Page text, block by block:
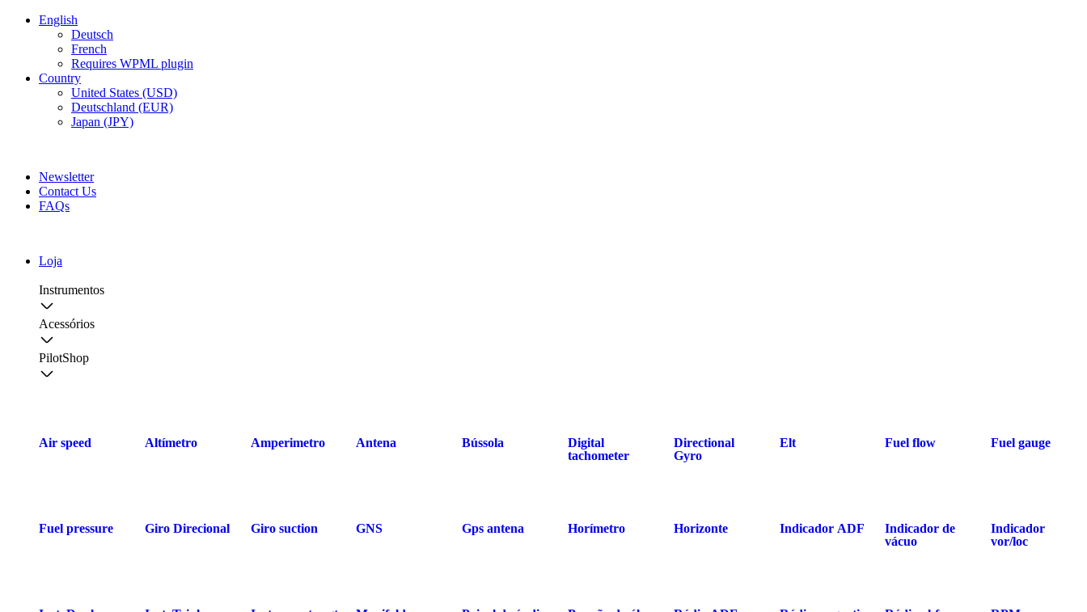
English
Deutsch
French
Requires WPML plugin
Country
United States (USD)
Deutschland (EUR)
Japan (JPY)
Newsletter
Contact Us
FAQs
Loja
Instrumentos
Acessórios
PilotShop
Air speed Altímetro Amperimetro Antena Bússola
Digital
tachometer
Directional
Gyro
Elt Fuel flow Fuel gauge
Fuel pressure Giro Direcional Giro suction GNS Gps antena Horímetro Horizonte Indicador ADF
Indicador de
vácuo
Indicador
vor/loc